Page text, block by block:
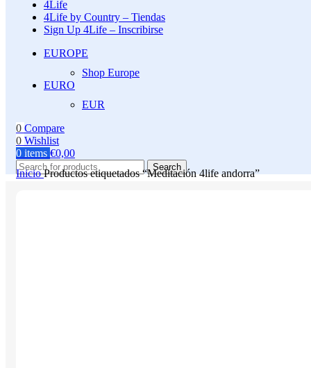
4Life
4Life by Country – Tiendas
Sign Up 4Life – Inscribirse
EUROPE
Shop Europe
EURO
EUR
0 Compare
0 Wishlist
0 items €0,00
Search
InicioProductos etiquetados “Meditación 4life andorra”